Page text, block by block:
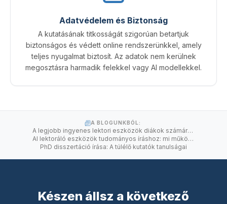
Adatvédelem és Biztonság
A kutatásának titkosságát szigorúan betartjuk
biztonságos és védett online rendszerünkkel, amely
teljes nyugalmat biztosít. Az adatok nem kerülnek
megosztásra harmadik felekkel vagy AI modellekkel.
A BLOGUNKBÓL:
A legjobb ingyenes lektori eszközök diákok számára 2026-ban
AI lektoráló eszközök tudományos íráshoz: mi működik 2026-ban
PhD disszertáció írása: A túlélő kutatók tanulságai
Készen állsz a következő